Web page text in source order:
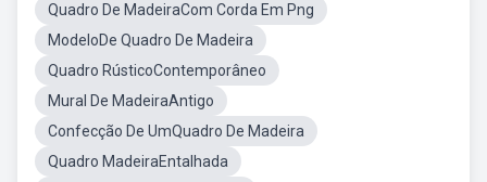
Quadro De MadeiraCom Corda Em Png
ModeloDe Quadro De Madeira
Quadro RústicoContemporâneo
Mural De MadeiraAntigo
Confecção De UmQuadro De Madeira
Quadro MadeiraEntalhada